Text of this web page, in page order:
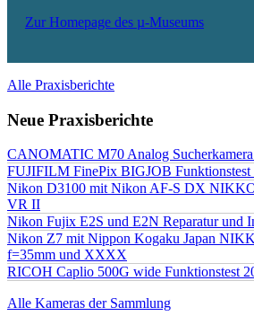
Zur Homepage des µ-Museums
Alle Praxisberichte
Neue Praxisberichte
CANOMATIC M70 Analog
FUJIFILM FinePix BIGJOB Funktionstest
Nikon D3100 mit Nikon AF-S DX
VR II
Nikon Fujix E2S und E2N Reparatur und
Nikon Z7 mit Nippon Kogaku Japan
f=35mm und XXXX
RICOH Caplio 500G wide Funktionstest
Alle Kameras der Sammlung